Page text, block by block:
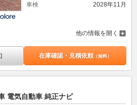
車検
2028年11月
他の情報を開く
在庫確認・見積依頼（無料）
電気自動車 純正ナビ